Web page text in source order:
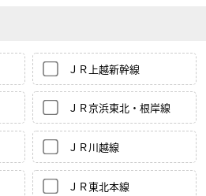
ＪＲ上越新幹線
ＪＲ京浜東北・根岸線
ＪＲ川越線
ＪＲ東北本線